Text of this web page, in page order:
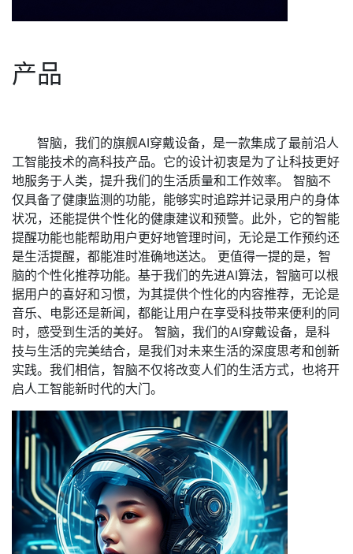
产品
智脑，我们的旗舰AI穿戴设备，是一款集成了最前沿人
工智能技术的高科技产品。它的设计初衷是为了让科技更好
地服务于人类，提升我们的生活质量和工作效率。 智脑不
仅具备了健康监测的功能，能够实时追踪并记录用户的身体
状况，还能提供个性化的健康建议和预警。此外，它的智能
提醒功能也能帮助用户更好地管理时间，无论是工作预约还
是生活提醒，都能准时准确地送达。 更值得一提的是，智
脑的个性化推荐功能。基于我们的先进AI算法，智脑可以根
据用户的喜好和习惯，为其提供个性化的内容推荐，无论是
音乐、电影还是新闻，都能让用户在享受科技带来便利的同
时，感受到生活的美好。 智脑，我们的AI穿戴设备，是科
技与生活的完美结合，是我们对未来生活的深度思考和创新
实践。我们相信，智脑不仅将改变人们的生活方式，也将开
启人工智能新时代的大门。